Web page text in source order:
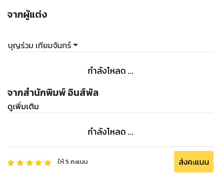
เลือกแข่งขันเข้ารับราชการในองค์กรต่างๆ รวมถึงประชาชนผู้
จากผู้แต่ง
บุญร่วม เทียมจันทร์
กำลังโหลด ...
จากสำนักพิมพ์ อินส์พัล
ดูเพิ่มเติม
กำลังโหลด ...
ให้5 คะแนน ส่งคะแนน